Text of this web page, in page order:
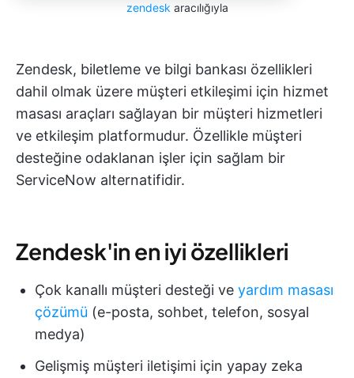
zendesk aracılığıyla
Zendesk, biletleme ve bilgi bankası özellikleri
dahil olmak üzere müşteri etkileşimi için hizmet
masası araçları sağlayan bir müşteri hizmetleri
ve etkileşim platformudur. Özellikle müşteri
desteğine odaklanan işler için sağlam bir
ServiceNow alternatifidir.
Zendesk'in en iyi özellikleri
Çok kanallı müşteri desteği ve yardım masası
çözümü (e-posta, sohbet, telefon, sosyal
medya)
Gelişmiş müşteri iletişimi için yapay zeka